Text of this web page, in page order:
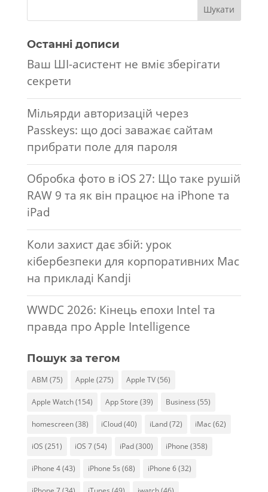
Останні дописи
Ваш ШІ-асистент не вміє зберігати
секрети
Мільярди авторизацій через
Passkeys: що досі заважає сайтам
прибрати поле для пароля
Обробка фото в iOS 27: Що таке рушій
RAW 9 та як він працює на iPhone та
iPad
Коли захист дає збій: урок
кібербезпеки для корпоративних Mac
на прикладі Kandji
WWDC 2026: Кінець епохи Intel та
правда про Apple Intelligence
Пошук за тегом
ABM (75) Apple (275) Apple TV(56)
Apple Watch(154) App Store (39) Business (55)
homescreen(38) iCloud(40) iLand(72) iMac (62)
iOS (251) iOS 7(54) iPad(300) iPhone (358)
iPhone 4(43) iPhone 5s (68) iPhone 6(32)